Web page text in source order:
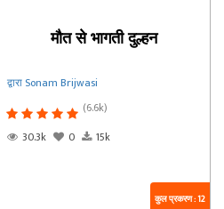
मौत से भागती दुल्हन
द्वारा Sonam Brijwasi
(6.6k)
30.3k
0 15k
कुल प्रकरण : 12